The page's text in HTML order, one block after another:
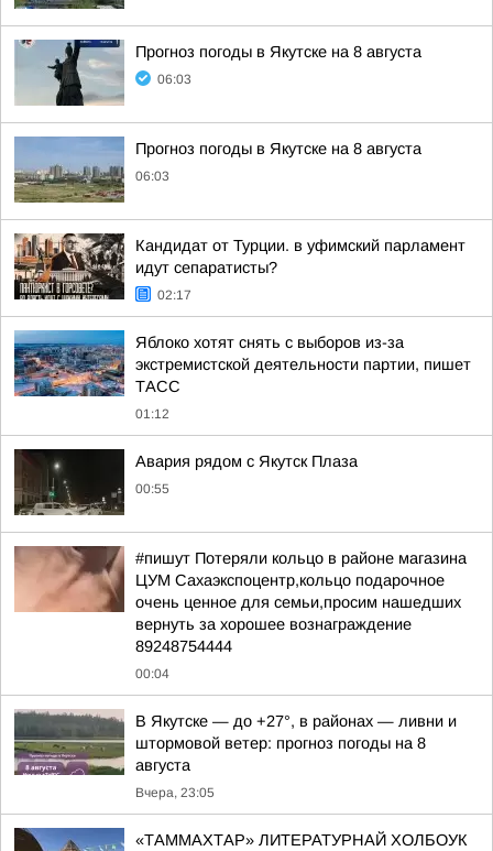
Прогноз погоды в Якутске на 8 августа
06:03
Прогноз погоды в Якутске на 8 августа
06:03
Кандидат от Турции. в уфимский парламент
идут сепаратисты?
02:17
Яблоко хотят снять с выборов из-за
экстремистской деятельности партии, пишет
ТАСС
01:12
Авария рядом с Якутск Плаза
00:55
#пишут Потеряли кольцо в районе магазина
ЦУМ Сахаэкспоцентр,кольцо подарочное
очень ценное для семьи,просим нашедших
вернуть за хорошее вознаграждение
89248754444
00:04
В Якутске — до +27°, в районах — ливни и
штормовой ветер: прогноз погоды на 8
августа
Вчера, 23:05
«ТАММАХТАР» ЛИТЕРАТУРНАЙ ХОЛБОУК